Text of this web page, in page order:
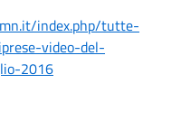
index.php/tutte-
video-del-
2016